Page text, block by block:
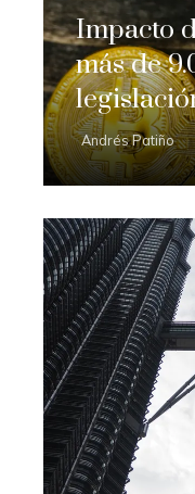
Impacto
más de
Andrés Patiño